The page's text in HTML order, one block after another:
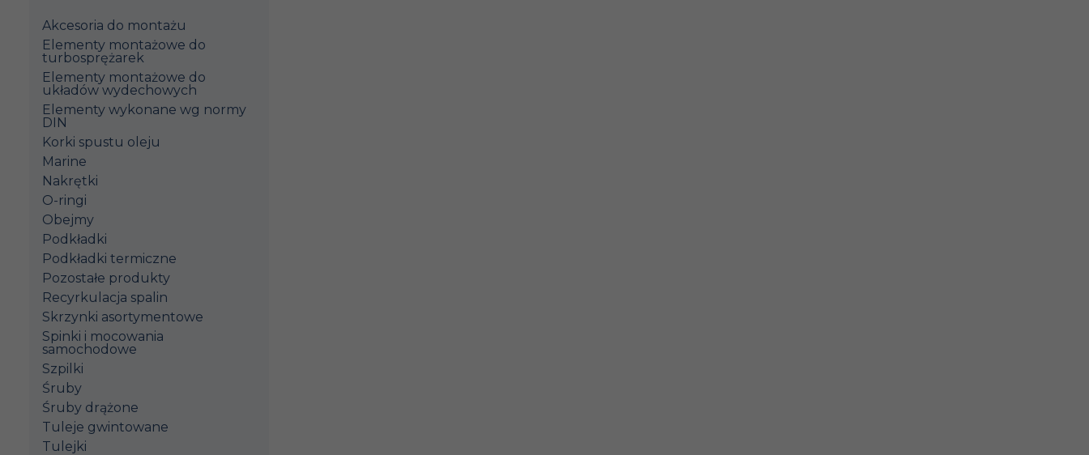
Akcesoria do montażu
Elementy montażowe do
turbosprężarek
Elementy montażowe do
układów wydechowych
Elementy wykonane wg normy
DIN
Korki spustu oleju
Marine
Nakrętki
O-ringi
Obejmy
Podkładki
Podkładki termiczne
Pozostałe produkty
Recyrkulacja spalin
Skrzynki asortymentowe
Spinki i mocowania
samochodowe
Szpilki
Śruby
Śruby drążone
Tuleje gwintowane
Tulejki